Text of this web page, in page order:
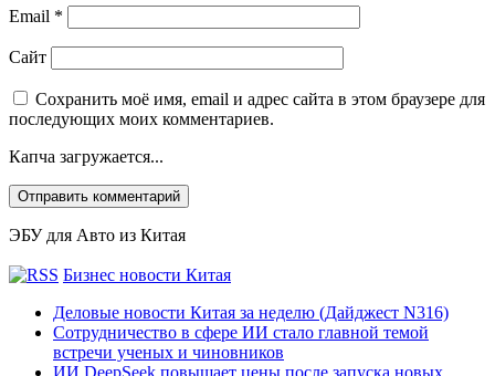
Email *
Сайт
Сохранить моё имя, email и адрес сайта в этом браузере для
последующих моих комментариев.
Капча загружается...
ЭБУ для Авто из Китая
Бизнес новости Китая
Деловые новости Китая за неделю (Дайджест N316)
Сотрудничество в сфере ИИ стало главной темой
встречи ученых и чиновников
ИИ DeepSeek повышает цены после запуска новых